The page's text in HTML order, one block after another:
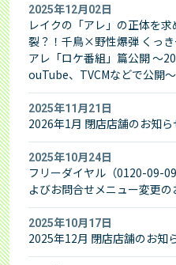
2025年12月02日
レイクの「アレ」の正体を
裂？！千鳥×野性爆弾 くっ
アレ「ロケ番組」篇公開 ～
ouTube、TVCMなどで公開～
2025年11月21日
2026年1月 閉店店舗のお知ら
2025年10月24日
フリーダイヤル（0120-09-
よびお問合せメニュー変更の
2025年10月17日
2025年12月 閉店店舗のお知